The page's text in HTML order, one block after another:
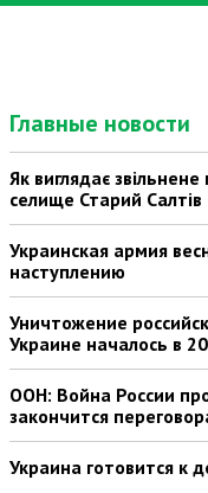
Главные новости
Як виглядає
селище Старий Салтів
Украинская армия
наступлению
Уничтожение
Украине началось в
ООН: Война России
закончится
Украина готовится к